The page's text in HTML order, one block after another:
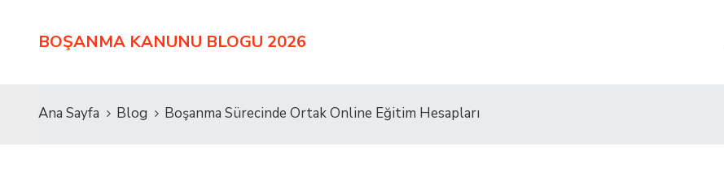
BOŞANMA KANUNU BLOGU 2026
Ana Sayfa Blog Boşanma Sürecinde Ortak Online Eğitim Hesapları